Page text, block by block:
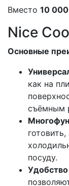
Вместо 10
Nice
Основные
как на
съёмным
посуду.